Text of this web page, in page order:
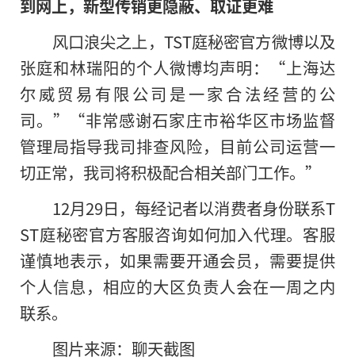
到网上，新型传销更隐蔽、取证更难
风口浪尖之上，TST庭秘密官方微博以及
张庭和林瑞阳的个人微博均声明：“上海达
尔威贸易有限公司是一家合法经营的公
司。”“非常感谢石家庄市裕华区市场监督
管理局指导我司排查风险，目前公司运营一
切正常，我司将积极配合相关部门工作。”
12月29日，每经记者以消费者身份联系T
ST庭秘密官方客服咨询如何加入代理。客服
谨慎地表示，如果需要开通会员，需要提供
个人信息，相应的大区负责人会在一周之内
联系。
图片来源：聊天截图